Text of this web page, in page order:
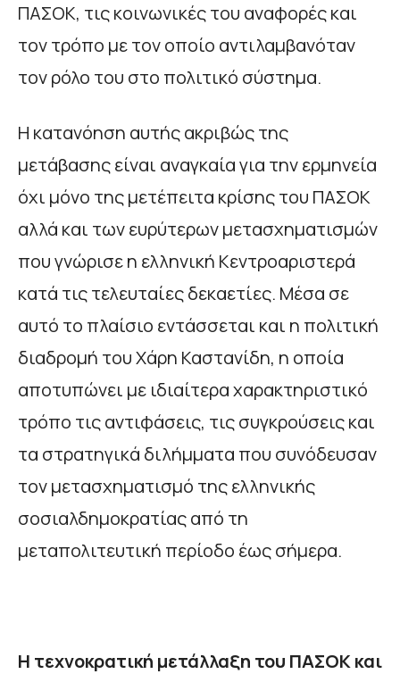
ΠΑΣΟΚ, τις κοινωνικές του αναφορές και
τον τρόπο με τον οποίο αντιλαμβανόταν
τον ρόλο του στο πολιτικό σύστημα.
Η κατανόηση αυτής ακριβώς της
μετάβασης είναι αναγκαία για την ερμηνεία
όχι μόνο της μετέπειτα κρίσης του ΠΑΣΟΚ
αλλά και των ευρύτερων μετασχηματισμών
που γνώρισε η ελληνική Κεντροαριστερά
κατά τις τελευταίες δεκαετίες. Μέσα σε
αυτό το πλαίσιο εντάσσεται και η πολιτική
διαδρομή του Χάρη Καστανίδη, η οποία
αποτυπώνει με ιδιαίτερα χαρακτηριστικό
τρόπο τις αντιφάσεις, τις συγκρούσεις και
τα στρατηγικά διλήμματα που συνόδευσαν
τον μετασχηματισμό της ελληνικής
σοσιαλδημοκρατίας από τη
μεταπολιτευτική περίοδο έως σήμερα.
Η τεχνοκρατική μετάλλαξη του ΠΑΣΟΚ και